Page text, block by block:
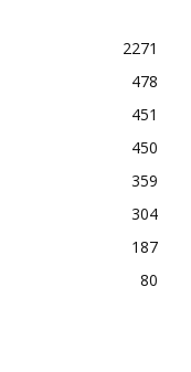
2271
478
451
450
359
304
187
80